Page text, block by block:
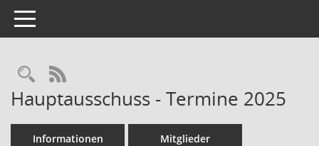
Toggle navigation
Rechercheauswahl
RSS-Feed
Hauptausschuss - Termine 2025
Informationen Mitglieder